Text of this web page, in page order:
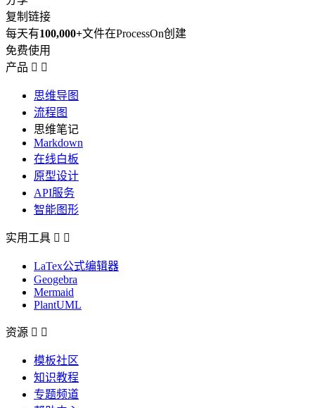
复制链接
每天有100,000+文件在ProcessOn创建
免费使用
产品  
思维导图
流程图
思维笔记
Markdown
在线白板
原型设计
API服务
智能图形
实用工具  
LaTex公式编辑器
Geogebra
Mermaid
PlantUML
资源  
模板社区
知识教程
专题频道